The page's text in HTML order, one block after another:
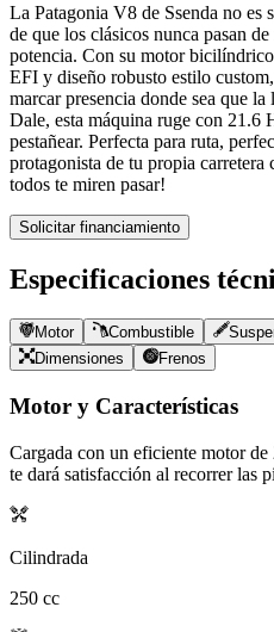
La Patagonia V8 de Ssenda no es
de que los clásicos nunca pasan
potencia. Con su motor
EFI y diseño robusto estilo custom,
marcar presencia donde sea que
Dale, esta máquina ruge con 21.6
pestañear. Perfecta para ruta,
protagonista de tu propia
todos te miren pasar!
Solicitar financiamiento
Especificaciones
Motor Combustible
Dimensiones
Frenos
Motor y Características
Cargada con un eficiente motor de
te dará satisfacción al recorrer las
Cilindrada
250 cc